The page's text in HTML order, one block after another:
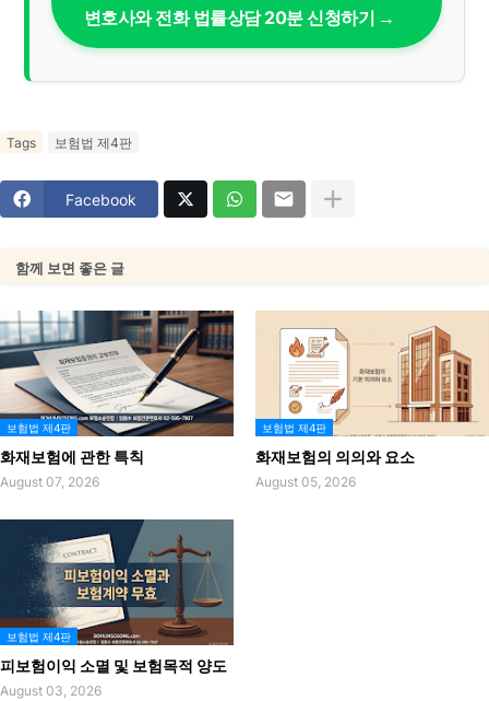
변호사와 전화 법률상담 20분 신청하기 →
Tags 보험법 제4판
Facebook
함께 보면 좋은 글
보험법 제4판
화재보험에 관한 특칙
August 07, 2026
보험법 제4판
화재보험의 의의와 요소
August 05, 2026
보험법 제4판
피보험이익 소멸 및 보험목적 양도
August 03, 2026